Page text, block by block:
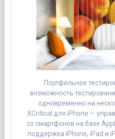
Портфельное
возможность
одновременно на
XCritical для iPhone —
со смартфонов на базе
поддержка iPhone, iPad и